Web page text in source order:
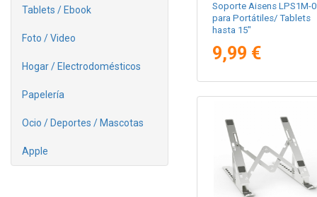
Tablets / Ebook
Foto / Video
Hogar / Electrodomésticos
Papelería
Ocio / Deportes / Mascotas
Apple
Soporte Aisens LPS1M-
para Portátiles/ Tablets
hasta 15"
9,99 €